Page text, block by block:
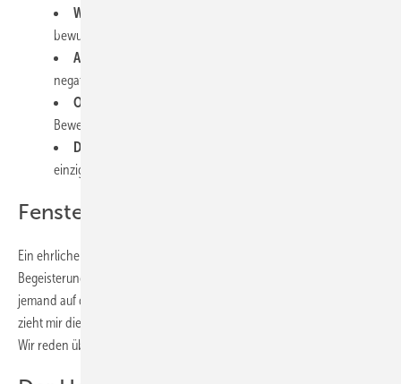
Werbung ohne Werbung
bewusst auf klassische Werbung verzichten
Aus Reklamation wird Kundenbindung
negative Erfahrungen in positive Touchpoints verwandeln
Online-Rezensionen richtig nutzen
Bewertungen auch für regionale Anbieter entscheidend sind
Der Hausbesuch als Chance
einzigartigen Touchpoint haben
Fenster sind keine Ferraris
Ein ehrlicher Blick auf die Branche: Fenster lösen selten spontane
Begeisterung aus. Reinhold Kober: "Es kommt nur selten vor, dass
jemand auf der Straße stehen bleibt und sagt: Wow, dieses Fenster
zieht mir die Schuhe aus." Umso wichtiger werden andere Faktoren.
Wir reden über die Touchpoints, die den Unterschied machen.